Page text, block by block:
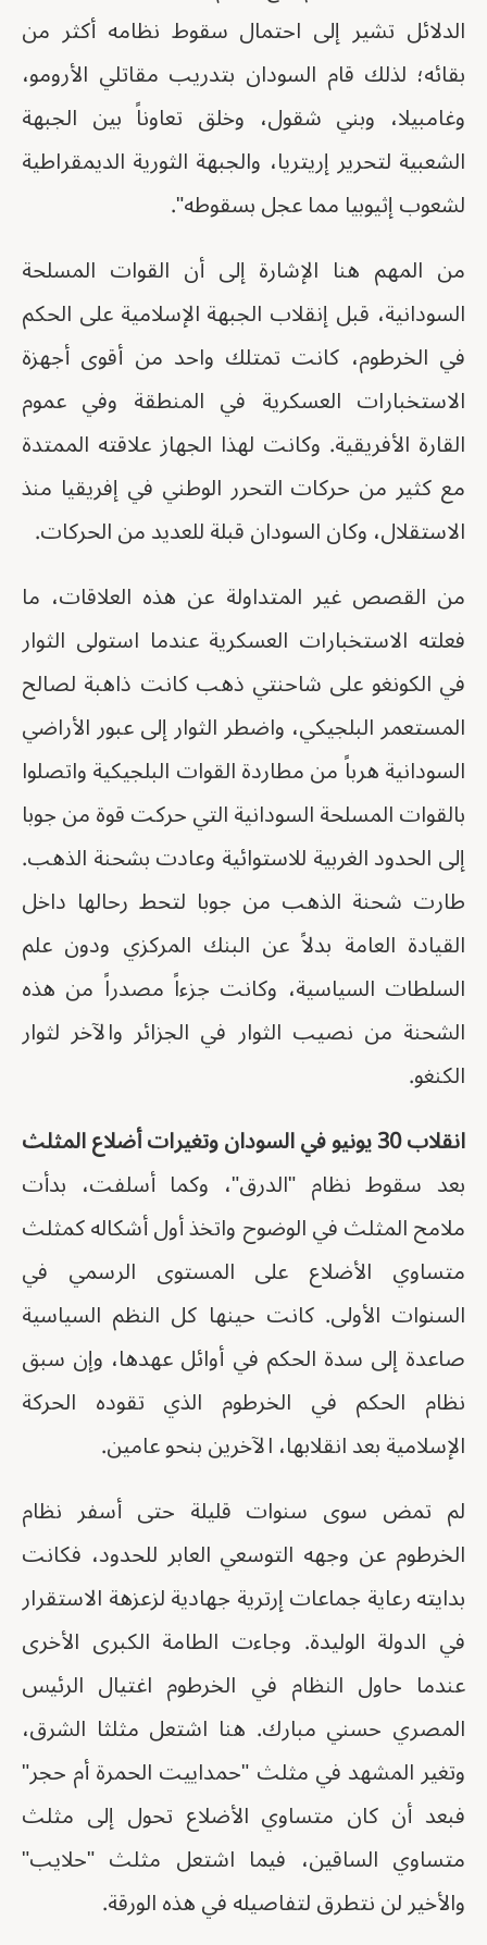
الدلائل تشير إلى احتمال سقوط نظامه أكثر من
بقائه؛ لذلك قام السودان بتدريب مقاتلي الأرومو،
وغامبيلا، وبني شقول، وخلق تعاوناً بين الجبهة
الشعبية لتحرير إريتريا، والجبهة الثورية الديمقراطية
لشعوب إثيوبيا مما عجل بسقوطه".
من المهم هنا الإشارة إلى أن القوات المسلحة
السودانية، قبل إنقلاب الجبهة الإسلامية على الحكم
في الخرطوم، كانت تمتلك واحد من أقوى أجهزة
الاستخبارات العسكرية في المنطقة وفي عموم
القارة الأفريقية. وكانت لهذا الجهاز علاقته الممتدة
مع كثير من حركات التحرر الوطني في إفريقيا منذ
الاستقلال، وكان السودان قبلة للعديد من الحركات.
من القصص غير المتداولة عن هذه العلاقات، ما
فعلته الاستخبارات العسكرية عندما استولى الثوار
في الكونغو على شاحنتي ذهب كانت ذاهبة لصالح
المستعمر البلجيكي، واضطر الثوار إلى عبور الأراضي
السودانية هرباً من مطاردة القوات البلجيكية واتصلوا
بالقوات المسلحة السودانية التي حركت قوة من جوبا
إلى الحدود الغربية للاستوائية وعادت بشحنة الذهب.
طارت شحنة الذهب من جوبا لتحط رحالها داخل
القيادة العامة بدلاً عن البنك المركزي ودون علم
السلطات السياسية، وكانت جزءاً مصدراً من هذه
الشحنة من نصيب الثوار في الجزائر والآخر لثوار
الكنغو.
انقلاب 30 يونيو في السودان وتغيرات أضلاع المثلث
بعد سقوط نظام "الدرق"، وكما أسلفت، بدأت
ملامح المثلث في الوضوح واتخذ أول أشكاله كمثلث
متساوي الأضلاع على المستوى الرسمي في
السنوات الأولى. كانت حينها كل النظم السياسية
صاعدة إلى سدة الحكم في أوائل عهدها، وإن سبق
نظام الحكم في الخرطوم الذي تقوده الحركة
الإسلامية بعد انقلابها، الآخرين بنحو عامين.
لم تمض سوى سنوات قليلة حتى أسفر نظام
الخرطوم عن وجهه التوسعي العابر للحدود، فكانت
بدايته رعاية جماعات إرترية جهادية لزعزهة الاستقرار
في الدولة الوليدة. وجاءت الطامة الكبرى الأخرى
عندما حاول النظام في الخرطوم اغتيال الرئيس
المصري حسني مبارك. هنا اشتعل مثلثا الشرق،
وتغير المشهد في مثلث "حمداييت الحمرة أم حجر"
فبعد أن كان متساوي الأضلاع تحول إلى مثلث
متساوي الساقين، فيما اشتعل مثلث "حلايب"
والأخير لن نتطرق لتفاصيله في هذه الورقة.